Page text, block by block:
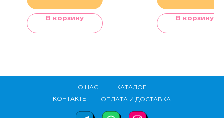
В корзину В корзину
О НАС
КАТАЛОГ
ОПЛАТА И ДОСТАВКА
КОНТАКТЫ